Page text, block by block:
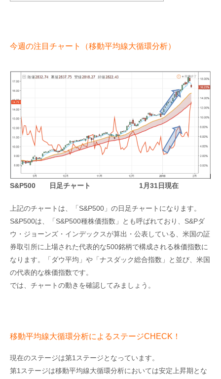
今週の注目チャート（移動平均線大循環分析）
S&P500 日足チャート 1月31日現在
上記のチャートは、「S&P500」の日足チャートになります。
S&P500は、「S&P500種株価指数」とも呼ばれており、S&Pダ
ウ・ジョーンズ・インデックスが算出・公表している、米国の証
券取引所に上場された代表的な500銘柄で構成される株価指数に
なります。「ダウ平均」や「ナスダック総合指数」と並び、米国
の代表的な株価指数です。
では、チャートの動きを確認してみましょう。
移動平均線大循環分析によるステージCHECK！
現在のステージは第1ステージとなっています。
第1ステージは移動平均線大循環分析においては安定上昇期とな